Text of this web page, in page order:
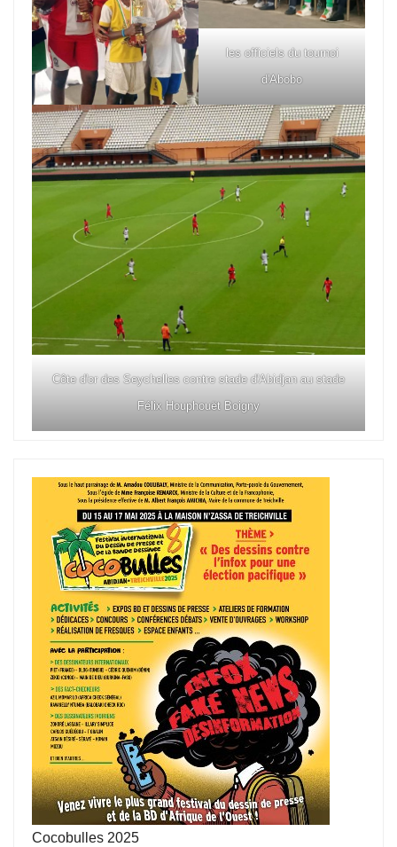
les officiels du tournoi
d'Abobo
Côte d'or des Seychelles contre stade d'Abidjan au stade
Félix Houphouët Boigny
Cocobulles 2025